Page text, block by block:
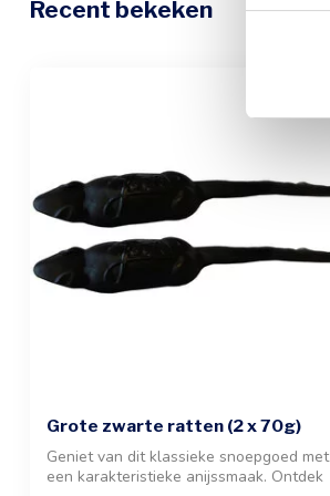
Recent bekeken
Grote zwarte ratten (2 x 70g)
Geniet van dit klassieke snoepgoed met
een karakteristieke anijssmaak. Ontdek